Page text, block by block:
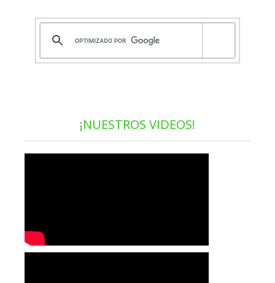
¡NUESTROS VIDEOS!